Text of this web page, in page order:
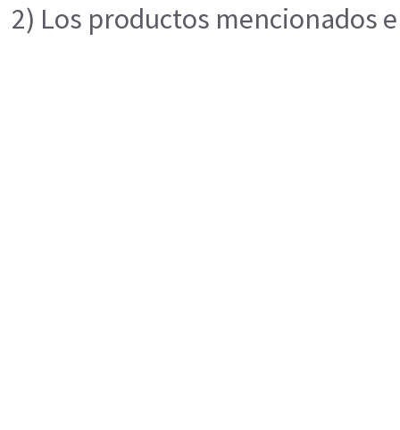
2) Los productos mencionados